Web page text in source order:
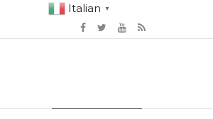
Italian ▼